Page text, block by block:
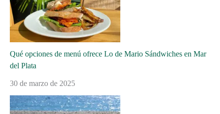
Qué opciones de menú ofrece Lo de Mario Sándwiches en Mar
del Plata
30 de marzo de 2025